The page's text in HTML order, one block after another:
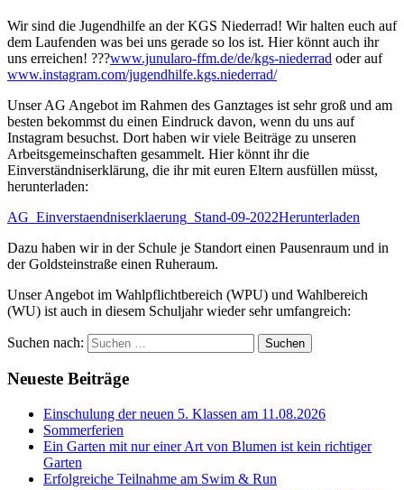
Wir sind die Jugendhilfe an der KGS Niederrad! Wir halten euch auf
dem Laufenden was bei uns gerade so los ist. Hier könnt auch ihr
uns erreichen! ???www.junularo-ffm.de/de/kgs-niederrad oder auf
www.instagram.com/jugendhilfe.kgs.niederrad/
Unser AG Angebot im Rahmen des Ganztages ist sehr groß und am
besten bekommst du einen Eindruck davon, wenn du uns auf
Instagram besuchst. Dort haben wir viele Beiträge zu unseren
Arbeitsgemeinschaften gesammelt. Hier könnt ihr die
Einverständniserklärung, die ihr mit euren Eltern ausfüllen müsst,
herunterladen:
AG_Einverstaendniserklaerung_Stand-09-2022Herunterladen
Dazu haben wir in der Schule je Standort einen Pausenraum und in
der Goldsteinstraße einen Ruheraum.
Unser Angebot im Wahlpflichtbereich (WPU) und Wahlbereich
(WU) ist auch in diesem Schuljahr wieder sehr umfangreich:
Suchen nach:
Neueste Beiträge
Einschulung der neuen 5. Klassen am 11.08.2026
Sommerferien
Ein Garten mit nur einer Art von Blumen ist kein richtiger
Garten
Erfolgreiche Teilnahme am Swim & Run